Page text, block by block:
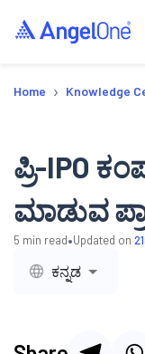
Home › Knowledge
ಪ್ರಿ-IPO
ಮಾಡುವ
5 min read•Updated on
ಕನ್ನಡ